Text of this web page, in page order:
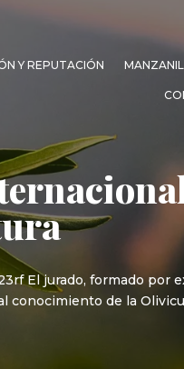
Y REPUTACIÓN
El jurado, formado por
conocimiento de la